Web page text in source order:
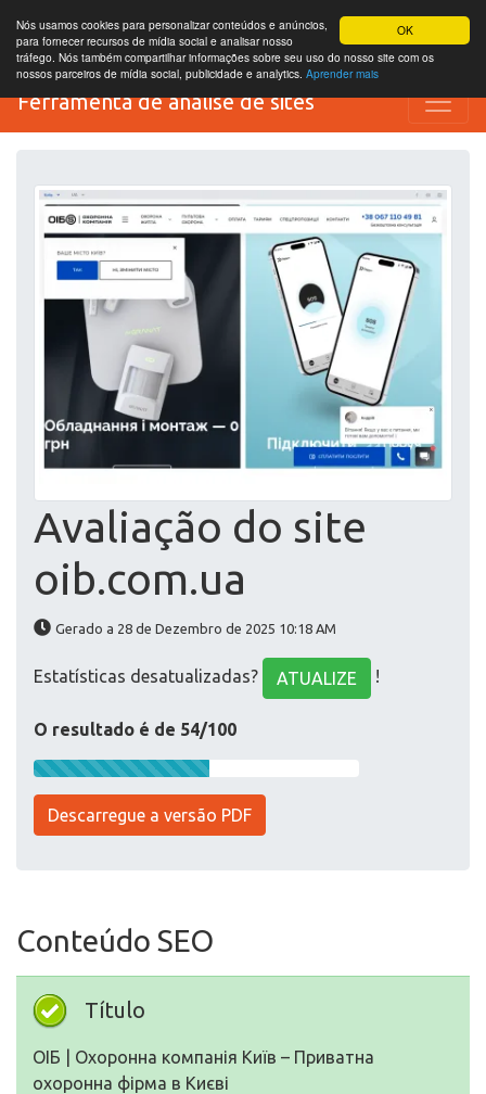
OK
Nós usamos cookies para personalizar conteúdos e anúncios,
para fornecer recursos de mídia social e analisar nosso
tráfego. Nós também compartilhar informações sobre seu uso do nosso site com os
nossos parceiros de mídia social, publicidade e analytics. Aprender mais
Ferramenta de análise de sites
Avaliação do site
oib.com.ua
Gerado a 28 de Dezembro de 2025 10:18 AM
Estatísticas desatualizadas? ATUALIZE !
O resultado é de 54/100
Descarregue a versão PDF
Conteúdo SEO
Título
ОІБ | Охоронна компанія Київ – Приватна
охоронна фірма в Києві